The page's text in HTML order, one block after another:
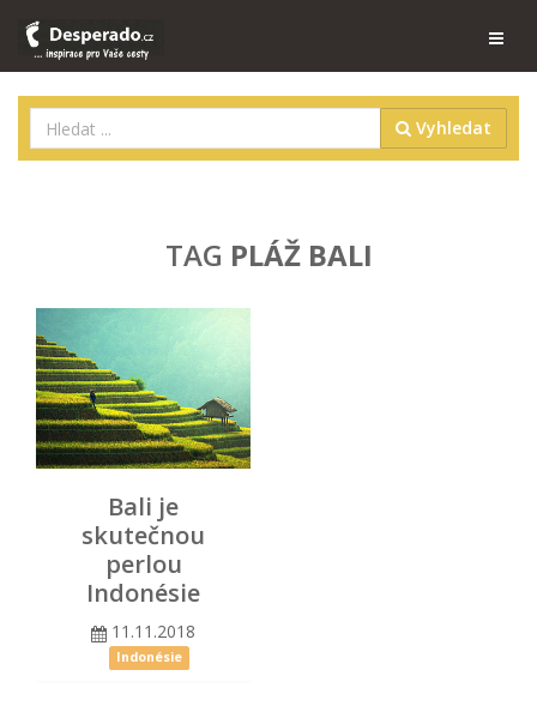
Vyhledat
TAG PLÁŽ BALI
Bali je
skutečnou
perlou
Indonésie
11.11.2018
Indonésie